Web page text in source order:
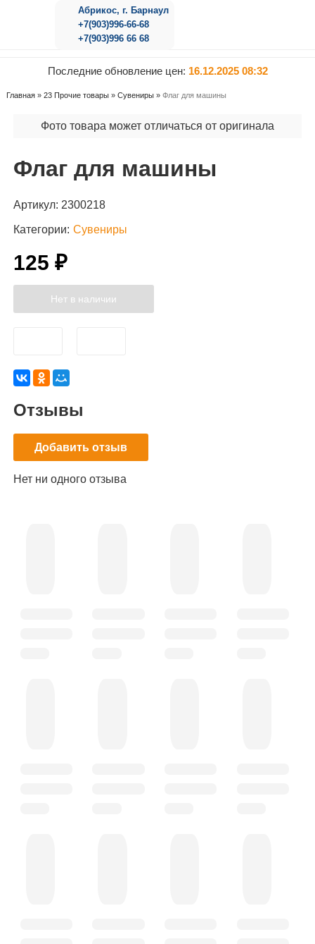
Абрикос, г. Барнаул
+7(903)996-66-68
+7(903)996 66 68
Последние обновление цен: 16.12.2025 08:32
Главная» 23 Прочие товары» Сувениры» Флаг для машины
Фото товара может отличаться от оригинала
Флаг для машины
Артикул: 2300218
Категории: Сувениры
125 ₽
Нет в наличии
Отзывы
Добавить отзыв
Нет ни одного отзыва